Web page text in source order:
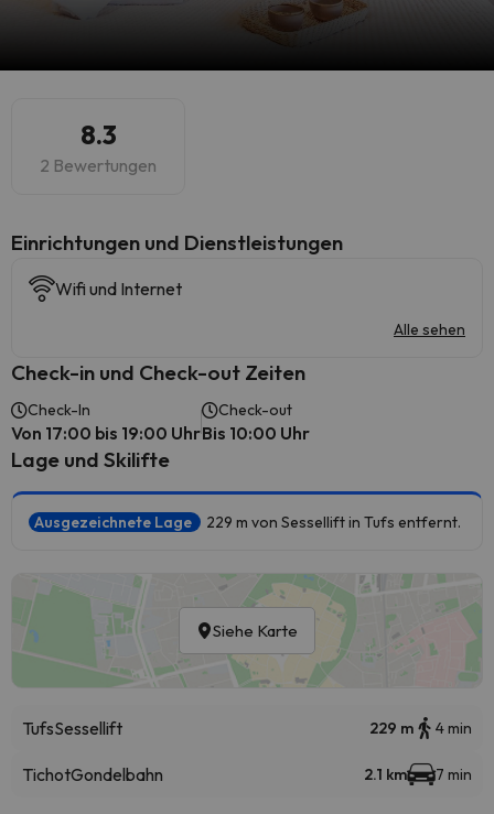
8.3
2 Bewertungen
​Einrichtungen und Dienstleistungen
Wifi und Internet
Alle sehen
Check-in und Check-out Zeiten
Check-In
Von 17:00 bis 19:00 Uhr
Check-out
Bis 10:00 Uhr
Lage und Skilifte
Ausgezeichnete Lage 229 m von Sessellift in Tufs entfernt.
Siehe Karte
TufsSessellift 229 m 4 min
TichotGondelbahn 2.1 km 7 min